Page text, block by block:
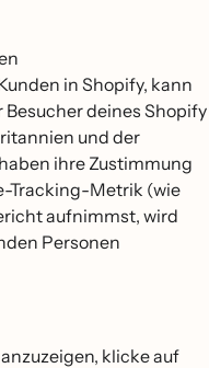
in Shopify, kann
deines Shopify
und der
ihre Zustimmung
Tracking-Metrik (wie
aufnimmst, wird
Personen
klicke auf